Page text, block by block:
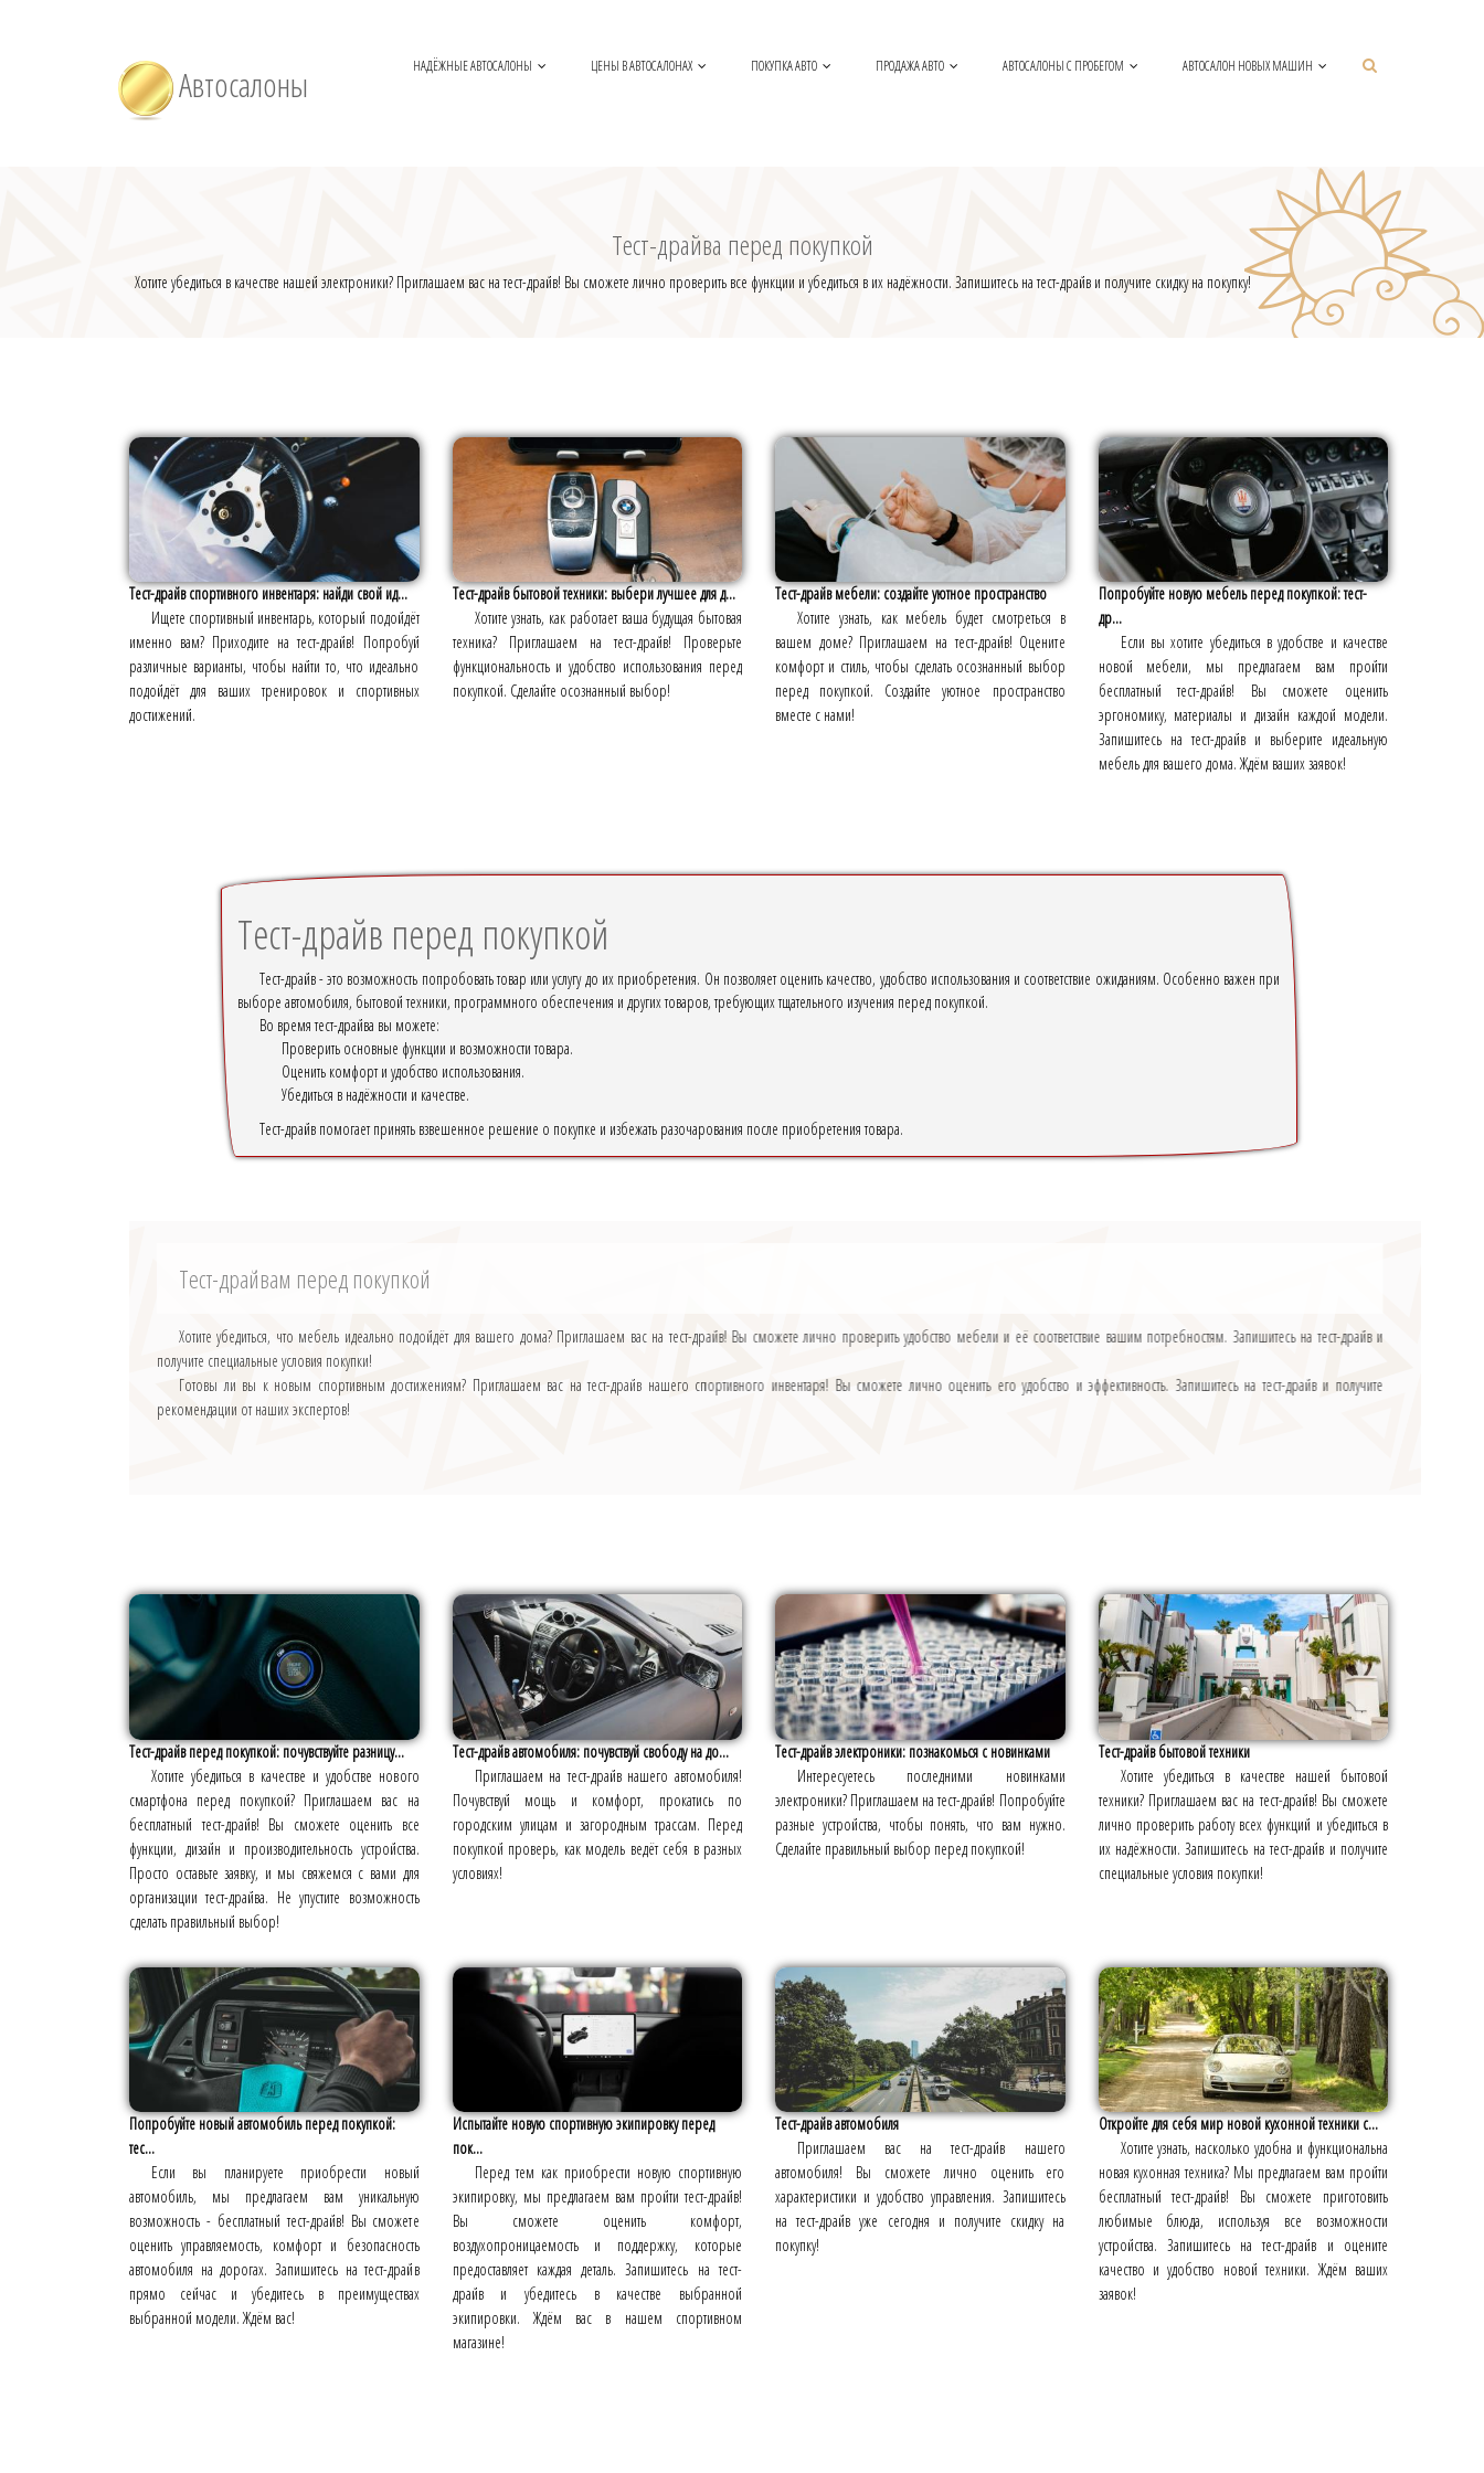
Автосалоны НАДЁЖНЫЕ АВТОСАЛОНЫ ЦЕНЫ В АВТОСАЛОНАХ ПОКУПКА АВТО ПРОДАЖА АВТО АВТОСАЛОНЫ С ПРОБЕГОМ АВТОСАЛОН НОВЫХ МАШИН
Тест-драйва перед покупкой
Хотите убедиться в качестве нашей электроники? Приглашаем вас на тест-драйв! Вы сможете лично проверить все функции и убедиться в их надёжности. Запишитесь на тест-драйв и получите скидку на покупку!
Тест-драйв спортивного инвентаря: найди свой ид...
Ищете спортивный инвентарь, который подойдёт
именно вам? Приходите на тест-драйв! Попробуй
различные варианты, чтобы найти то, что идеально
подойдёт для ваших тренировок и спортивных
достижений.
Тест-драйв бытовой техники: выбери лучшее для д...
Хотите узнать, как работает ваша будущая бытовая
техника? Приглашаем на тест-драйв! Проверьте
функциональность и удобство использования перед
покупкой. Сделайте осознанный выбор!
Тест-драйв мебели: создайте уютное пространство
Хотите узнать, как мебель будет смотреться в
вашем доме? Приглашаем на тест-драйв! Оцените
комфорт и стиль, чтобы сделать осознанный выбор
перед покупкой. Создайте уютное пространство
вместе с нами!
Попробуйте новую мебель перед покупкой: тест-
др...
Если вы хотите убедиться в удобстве и качестве
новой мебели, мы предлагаем вам пройти
бесплатный тест-драйв! Вы сможете оценить
эргономику, материалы и дизайн каждой модели.
Запишитесь на тест-драйв и выберите идеальную
мебель для вашего дома. Ждём ваших заявок!
Тест-драйв перед покупкой
Тест-драйв - это возможность попробовать товар или услугу до их приобретения. Он позволяет оценить качество, удобство использования и соответствие ожиданиям. Особенно важен при
выборе автомобиля, бытовой техники, программного обеспечения и других товаров, требующих тщательного изучения перед покупкой.
Во время тест-драйва вы можете:
Проверить основные функции и возможности товара.
Оценить комфорт и удобство использования.
Убедиться в надёжности и качестве.
Тест-драйв помогает принять взвешенное решение о покупке и избежать разочарования после приобретения товара.
Тест-драйвам перед покупкой
Хотите убедиться, что мебель идеально подойдёт для вашего дома? Приглашаем вас на тест-драйв! Вы сможете лично проверить удобство мебели и её соответствие вашим потребностям. Запишитесь на тест-драйв и
получите специальные условия покупки!
Готовы ли вы к новым спортивным достижениям? Приглашаем вас на тест-драйв нашего спортивного инвентаря! Вы сможете лично оценить его удобство и эффективность. Запишитесь на тест-драйв и получите
рекомендации от наших экспертов!
Тест-драйв перед покупкой: почувствуйте разницу...
Хотите убедиться в качестве и удобстве нового
смартфона перед покупкой? Приглашаем вас на
бесплатный тест-драйв! Вы сможете оценить все
функции, дизайн и производительность устройства.
Просто оставьте заявку, и мы свяжемся с вами для
организации тест-драйва. Не упустите возможность
сделать правильный выбор!
Тест-драйв автомобиля: почувствуй свободу на до...
Приглашаем на тест-драйв нашего автомобиля!
Почувствуй мощь и комфорт, прокатись по
городским улицам и загородным трассам. Перед
покупкой проверь, как модель ведёт себя в разных
условиях!
Тест-драйв электроники: познакомься с новинками
Интересуетесь последними новинками
электроники? Приглашаем на тест-драйв! Попробуйте
разные устройства, чтобы понять, что вам нужно.
Сделайте правильный выбор перед покупкой!
Тест-драйв бытовой техники
Хотите убедиться в качестве нашей бытовой
техники? Приглашаем вас на тест-драйв! Вы сможете
лично проверить работу всех функций и убедиться в
их надёжности. Запишитесь на тест-драйв и получите
специальные условия покупки!
Попробуйте новый автомобиль перед покупкой:
тес...
Если вы планируете приобрести новый
автомобиль, мы предлагаем вам уникальную
возможность - бесплатный тест-драйв! Вы сможете
оценить управляемость, комфорт и безопасность
автомобиля на дорогах. Запишитесь на тест-драйв
прямо сейчас и убедитесь в преимуществах
выбранной модели. Ждём вас!
Испытайте новую спортивную экипировку перед
пок...
Перед тем как приобрести новую спортивную
экипировку, мы предлагаем вам пройти тест-драйв!
Вы сможете оценить комфорт,
воздухопроницаемость и поддержку, которые
предоставляет каждая деталь. Запишитесь на тест-
драйв и убедитесь в качестве выбранной
экипировки. Ждём вас в нашем спортивном
магазине!
Тест-драйв автомобиля
Приглашаем вас на тест-драйв нашего
автомобиля! Вы сможете лично оценить его
характеристики и удобство управления. Запишитесь
на тест-драйв уже сегодня и получите скидку на
покупку!
Откройте для себя мир новой кухонной техники с...
Хотите узнать, насколько удобна и функциональна
новая кухонная техника? Мы предлагаем вам пройти
бесплатный тест-драйв! Вы сможете приготовить
любимые блюда, используя все возможности
устройства. Запишитесь на тест-драйв и оцените
качество и удобство новой техники. Ждём ваших
заявок!